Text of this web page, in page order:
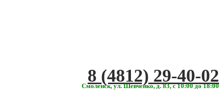
‎‎8 (4812) 29-40-02
Смоленск, ул. Шевченко, д. 83, с 10:00 до 18:00